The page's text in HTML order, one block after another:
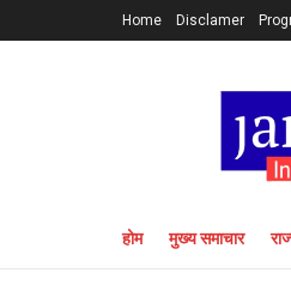
Home Disclamer
होम मुख्य समाचार